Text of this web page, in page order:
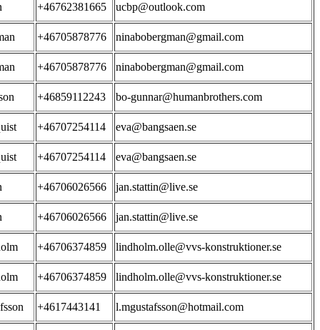
+46762381665 ucbp@outlook.com
+46705878776 ninabobergman@gmail.com
+46705878776 ninabobergman@gmail.com
+46859112243 bo-gunnar@humanbrothers.com
+46707254114 eva@bangsaen.se
+46707254114 eva@bangsaen.se
+46706026566 jan.stattin@live.se
+46706026566 jan.stattin@live.se
+46706374859 lindholm.olle@vvs-konstruktioner.se
+46706374859 lindholm.olle@vvs-konstruktioner.se
+4617443141 l.mgustafsson@hotmail.com